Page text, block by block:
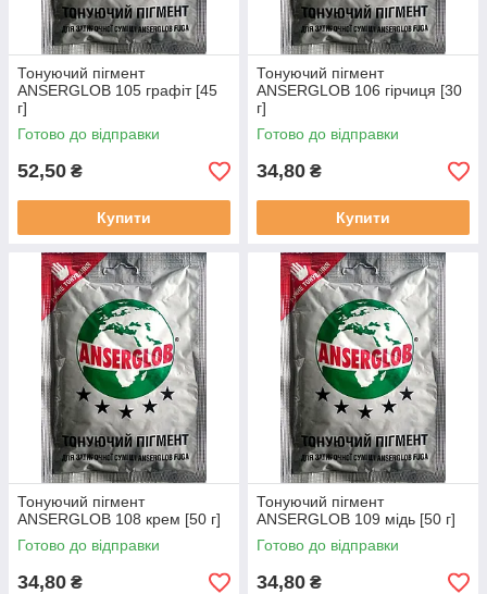
Тонуючий пігмент
ANSERGLOB 105 графіт [45
г]
Готово до відправки
52,50 ₴
Купити
Тонуючий пігмент
ANSERGLOB 106 гірчиця [30
г]
Готово до відправки
34,80 ₴
Купити
Тонуючий пігмент
ANSERGLOB 108 крем [50 г]
Готово до відправки
34,80 ₴
Тонуючий пігмент
ANSERGLOB 109 мідь [50 г]
Готово до відправки
34,80 ₴